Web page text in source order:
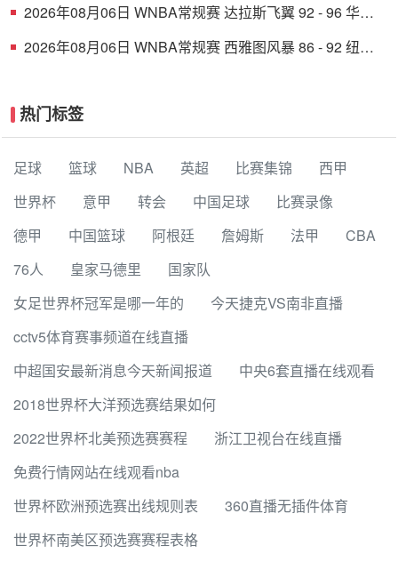
2026年08月06日 WNBA常规赛 达拉斯飞翼 92 - 96 华盛
2026年08月06日 WNBA常规赛 西雅图风暴 86 - 92 纽约
热门标签
足球 篮球 NBA 英超 比赛集锦
西甲
世界杯
意甲 转会 中国足球
比赛录像
德甲
中国篮球 阿根廷 詹姆斯 法甲
CBA
76人
皇家马德里
国家队
女足世界杯冠军是哪一年的
今天捷克VS南非直播
cctv5体育赛事频道在线直播
中超国安最新消息今天新闻报道
中央6套直播在线观看
2018世界杯大洋预选赛结果如何
2022世界杯北美预选赛赛程
浙江卫视台在线直播
免费行情网站在线观看nba
世界杯欧洲预选赛出线规则表
360直播无插件体育
世界杯南美区预选赛赛程表格